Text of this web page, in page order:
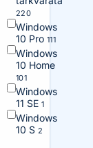
220
Windows
10 Pro 111
Windows
10 Home
101
Windows
11 SE 1
Windows
10 S 2